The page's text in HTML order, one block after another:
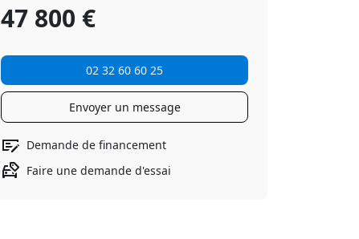
47 800 €
02 32 60 60 25
Envoyer un message
Demande de financement
Faire une demande d'essai